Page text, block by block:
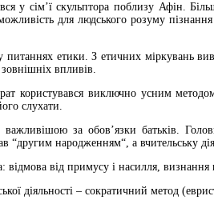
сім’ї скульптора поблизу Афін.
для людського розуму
питаннях етики. З етичних міркувань
зовнішніх впливів.
користувався виключно усним
слухати.
за обов’язки батьків.
народженням“, а вчительську
відмова від примусу і насилля,
діяльності – сократичний метод